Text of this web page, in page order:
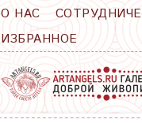
О НАС
ИЗБРАННОЕ